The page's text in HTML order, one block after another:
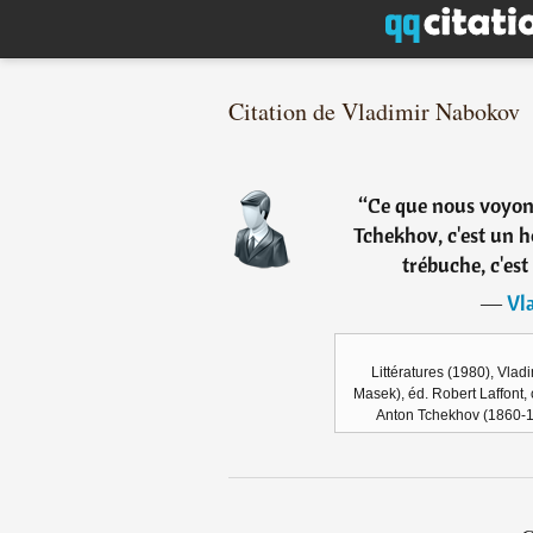
Citation de Vladimir Nabokov
“Ce que nous
Tchekhov, c'est un
trébuche,
―
Littératures (1980),
Masek), éd. Robert
Anton Tchekhov (1860-